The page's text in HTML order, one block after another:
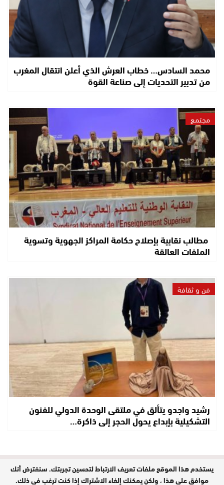
محمد السادس… خطاب العرش الذي أعلن انتقال المغرب
من تدبير التحديات إلى صناعة القوة
مجتمع
مطالب نقابية بإصلاح حكامة المراكز الجهوية وتسوية
الملفات العالقة
فن و ثقافة
رشيد واجدو يتألق في ملتقى الوحدة الدولي للفنون
التشكيلية بإبداع يحول الحجر إلى ذاكرة…
مدير النشر : حفيظة الدليمي / جميع
الحقوق محفوظة © 2026
يستخدم هذا الموقع ملفات تعريف الارتباط لتحسين تجربتك. سنفترض أنك
موافق على هذا ، ولكن يمكنك إلغاء الاشتراك إذا كنت ترغب في ذلك.